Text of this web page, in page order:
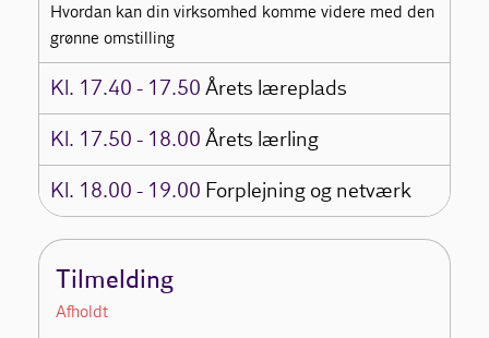
Hvordan kan din virksomhed komme videre med den
grønne omstilling
Kl. 17.40 - 17.50 Årets læreplads
Kl. 17.50 - 18.00 Årets lærling
Kl. 18.00 - 19.00 Forplejning og netværk
Tilmelding
Afholdt